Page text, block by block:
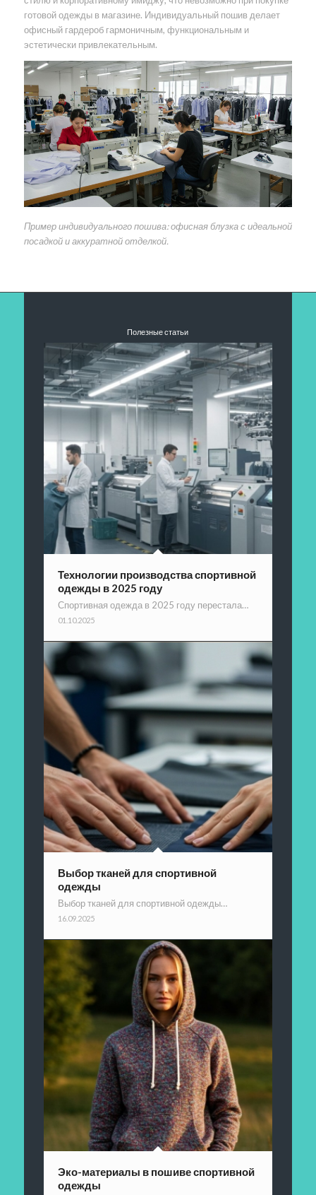
готовой одежды в магазине. Индивидуальный пошив делает
офисный гардероб гармоничным, функциональным и
эстетически привлекательным.
Пример индивидуального пошива: офисная блузка с идеальной
посадкой и аккуратной отделкой.
Полезные статьи
Технологии производства спортивной
одежды в 2025 году
Спортивная одежда в 2025 году перестала…
01.10.2025
Выбор тканей для спортивной
одежды
Выбор тканей для спортивной одежды…
16.09.2025
Эко-материалы в пошиве спортивной
одежды